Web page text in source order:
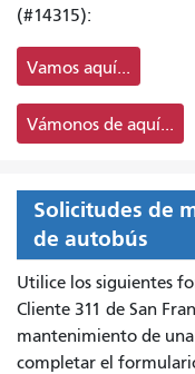
(#14315):
Vamos aquí...
Vámonos de aquí...
Solicitudes de
de autobús
Utilice los siguientes
Cliente 311 de San
mantenimiento de
completar el